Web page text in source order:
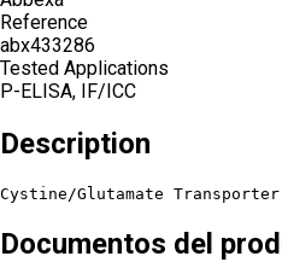
Reference
abx433286
Tested Applications
P-ELISA, IF/ICC
Description
Cystine/Glutamate
Documentos del